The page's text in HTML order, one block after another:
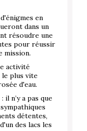
en
dans un
résoudre une
pour réussir
mission.
activité
le plus vite
d'eau.
: il n’y a pas que
détentes,
des lacs les